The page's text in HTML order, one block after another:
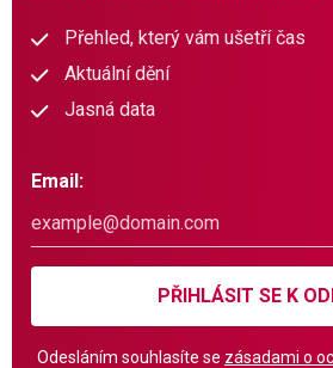
Přehled, který vám ušetří čas
Aktuální dění
Jasná data
Email:
PŘIHLÁSIT SE K
Odesláním souhlasíte se zásadami o